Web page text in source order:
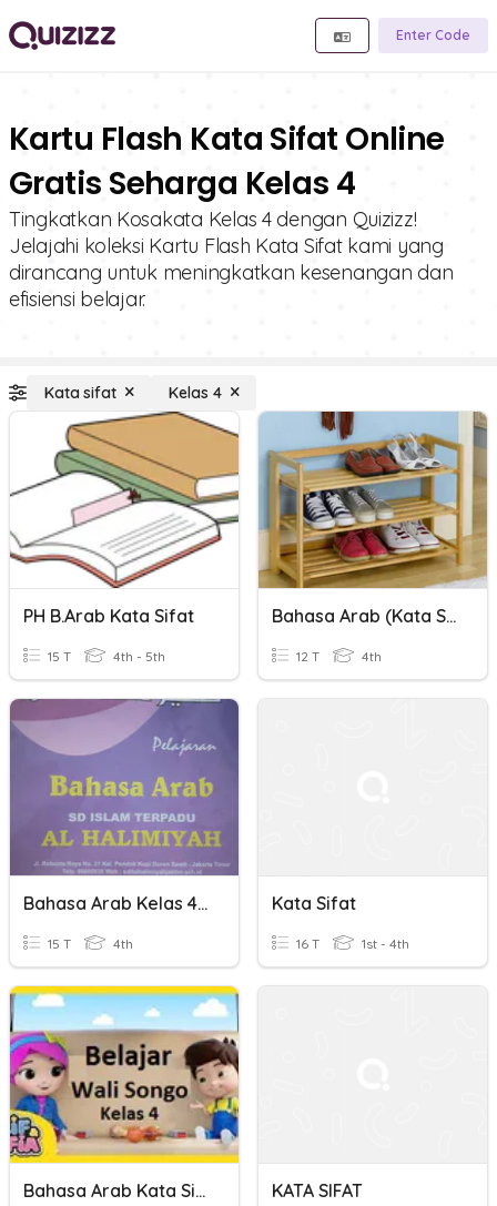
Enter Code
Kartu Flash Kata Sifat Online
Gratis Seharga Kelas 4
Tingkatkan Kosakata Kelas 4 dengan Quizizz!
Jelajahi koleksi Kartu Flash Kata Sifat kami yang
dirancang untuk meningkatkan kesenangan dan
efisiensi belajar.
Kata sifat Kelas 4
PH B.Arab Kata Sifat
15 T 4th - 5th
Bahasa Arab (kata Sifat)
12 T 4th
Bahasa Arab Kelas 4SD - Bab 5 Kata Sifat
15 T 4th
Kata Sifat
16 T 1st - 4th
Bahasa Arab Kata Sifat (Kelas 4) KATA SIFAT